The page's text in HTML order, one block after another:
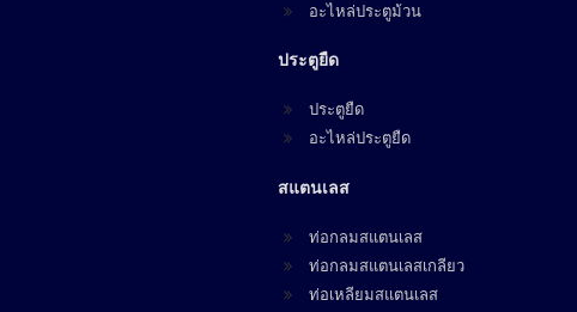
อะไหล่ประตูม้วน
ประตูยืด
ประตูยืด
อะไหล่ประตูยืด
สแตนเลส
ท่อกลมสแตนเลส
ท่อกลมสแตนเลสเกลียว
ท่อเหลียมสแตนเลส